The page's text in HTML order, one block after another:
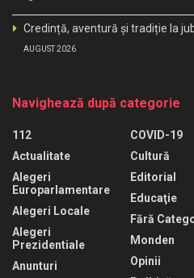
Credință, aventură și tradiție la
AUGUST 2026
Navighează după categorie
112
Actualitate
Alegeri
Europarlamentare
Alegeri Locale
Alegeri
Prezidentiale
Anunturi
COVID-19
Cultură
Editorial
Educaţie
Fără
Monden
Opinii